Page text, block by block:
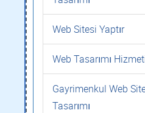
Web Sitesi Yaptır
Web Tasarımı
Gayrimenkul Web
Tasarımı